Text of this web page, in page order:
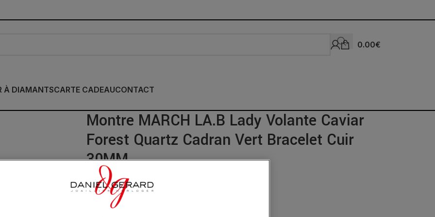
0.00€
À DIAMANTSCARTE CADEAUCONTACT
Montre MARCH LA.B Lady Volante Caviar
Forest Quartz Cadran Vert Bracelet Cuir
30MM
1 095.00€